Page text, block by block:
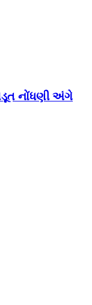
નોંધણી અંગે